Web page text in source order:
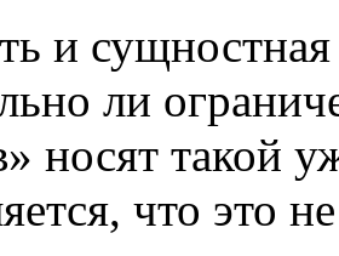
и
ли
носят такой
что это